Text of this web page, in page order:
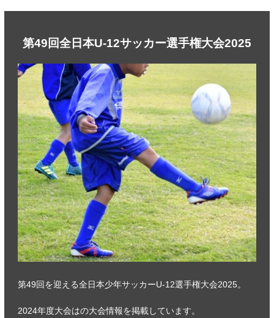
第49回全日本U-12サッカー選手権大会2025
第49回を迎える全日本少年サッカーU-12選手権大会2025。
2024年度大会はの大会情報を掲載しています。